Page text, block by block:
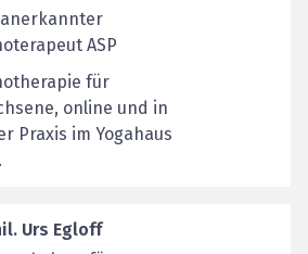
anerkannter
ASP
für
online und in
Praxis im Yogahaus
Urs Egloff